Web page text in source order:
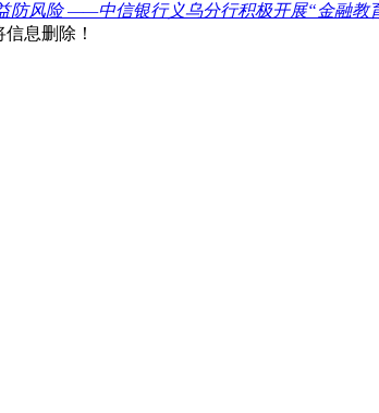
防风险 ——中信银行义乌分行积极开展“金融教
息删除！